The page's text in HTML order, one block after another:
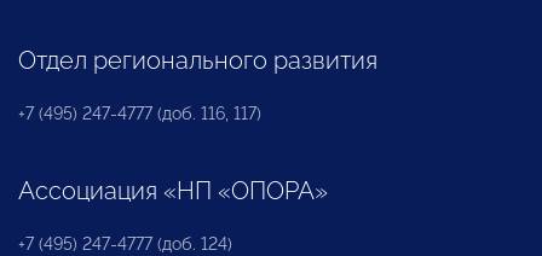
Отдел регионального развития
+7 (495) 247-4777 (доб. 116, 117)
Ассоциация «НП «ОПОРА»
+7 (495) 247-4777 (доб. 124)